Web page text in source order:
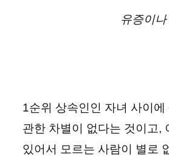
유증이
1순위 상속인인 자녀 사이
관한 차별이 없다는 것이고,
있어서 모르는 사람이 별로